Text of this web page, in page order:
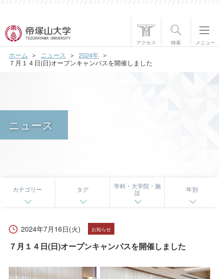
アクセス 検索 メニュー
帝塚山大学について
学部・大学院
研究・社会貢献
保護者の方へ 卒業生の方へ
一般の方へ 企業・採用担当者の方へ
ホーム ニュース
2024年
７月１４日(日)オープンキャンパスを開催しました
ニュース
カテゴリー タグ
学科・大学院・施
設
年別
2024年7月16日(火) お知らせ
７月１４日(日)オープンキャンパスを開催しました